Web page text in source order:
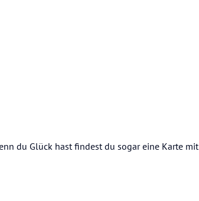
du Glück hast findest du sogar eine Karte mit